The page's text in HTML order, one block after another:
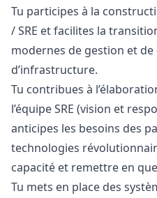
Tu participes à la
/ SRE et facilites la
modernes de gestion et
d’infrastructure.
Tu contribues à
l’équipe SRE (vision et
anticipes les besoins des
technologies
capacité et remettre en
Tu mets en place des